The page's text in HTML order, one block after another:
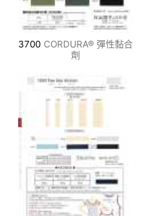
3700 CORDURA®︎ 彈性黏合
劑